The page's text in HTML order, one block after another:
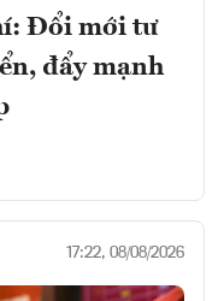
Đổi mới tư
đẩy mạnh
17:22, 08/08/2026